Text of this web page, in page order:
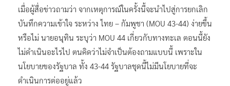
เมื่อผู้สื่อข่าวถามว่า จากเหตุการณ์ในครั้งนี้จะนำไปสู่การยกเลิก
บันทึกความเข้าใจ ระหว่าง ไทย – กัมพูชา (MOU 43-44) ง่ายขึ้น
หรือไม่ นายอนุทิน ระบุว่า MOU 44 เกี่ยวกับทางทะเล ตอนนี้ยัง
ไม่ดำเนินอะไรไป ตนคิดว่าไม่จำเป็นต้องถามแบบนี้ เพราะใน
นโยบายของรัฐบาล ทั้ง 43-44 รัฐบาลชุดนี้ไม่มีนโยบายที่จะ
ดำเนินการต่ออยู่แล้ว